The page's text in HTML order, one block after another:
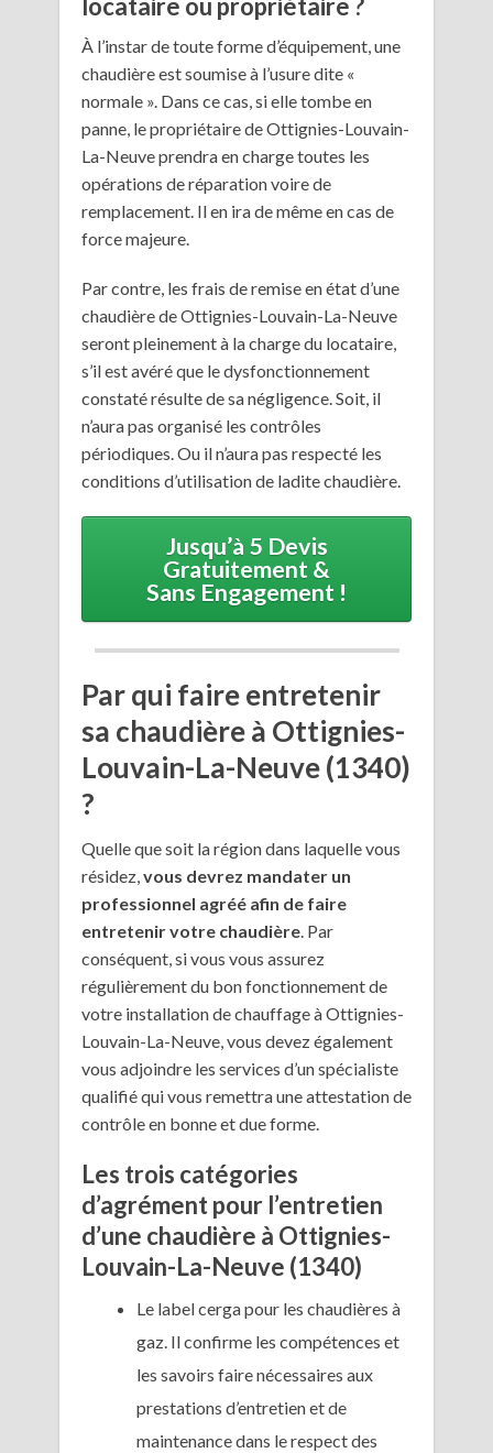
locataire ou propriétaire ?
À l’instar de toute forme d’équipement, une
chaudière est soumise à l’usure dite «
normale ». Dans ce cas, si elle tombe en
panne, le propriétaire de Ottignies-Louvain-
La-Neuve prendra en charge toutes les
opérations de réparation voire de
remplacement. Il en ira de même en cas de
force majeure.
Par contre, les frais de remise en état d’une
chaudière de Ottignies-Louvain-La-Neuve
seront pleinement à la charge du locataire,
s’il est avéré que le dysfonctionnement
constaté résulte de sa négligence. Soit, il
n’aura pas organisé les contrôles
périodiques. Ou il n’aura pas respecté les
conditions d’utilisation de ladite chaudière.
Jusqu’à 5 Devis
Gratuitement &
Sans Engagement !
Par qui faire entretenir
sa chaudière à Ottignies-
Louvain-La-Neuve (1340)
?
Quelle que soit la région dans laquelle vous
résidez,vous devrez mandater un
professionnel agréé afin de faire
entretenir votre chaudière. Par
conséquent, si vous vous assurez
régulièrement du bon fonctionnement de
votre installation de chauffage à Ottignies-
Louvain-La-Neuve, vous devez également
vous adjoindre les services d’un spécialiste
qualifié qui vous remettra une attestation de
contrôle en bonne et due forme.
Les trois catégories
d’agrément pour l’entretien
d’une chaudière à Ottignies-
Louvain-La-Neuve (1340)
Le label cerga pour les chaudières à
gaz. Il confirme les compétences et
les savoirs faire nécessaires aux
prestations d’entretien et de
maintenance dans le respect des